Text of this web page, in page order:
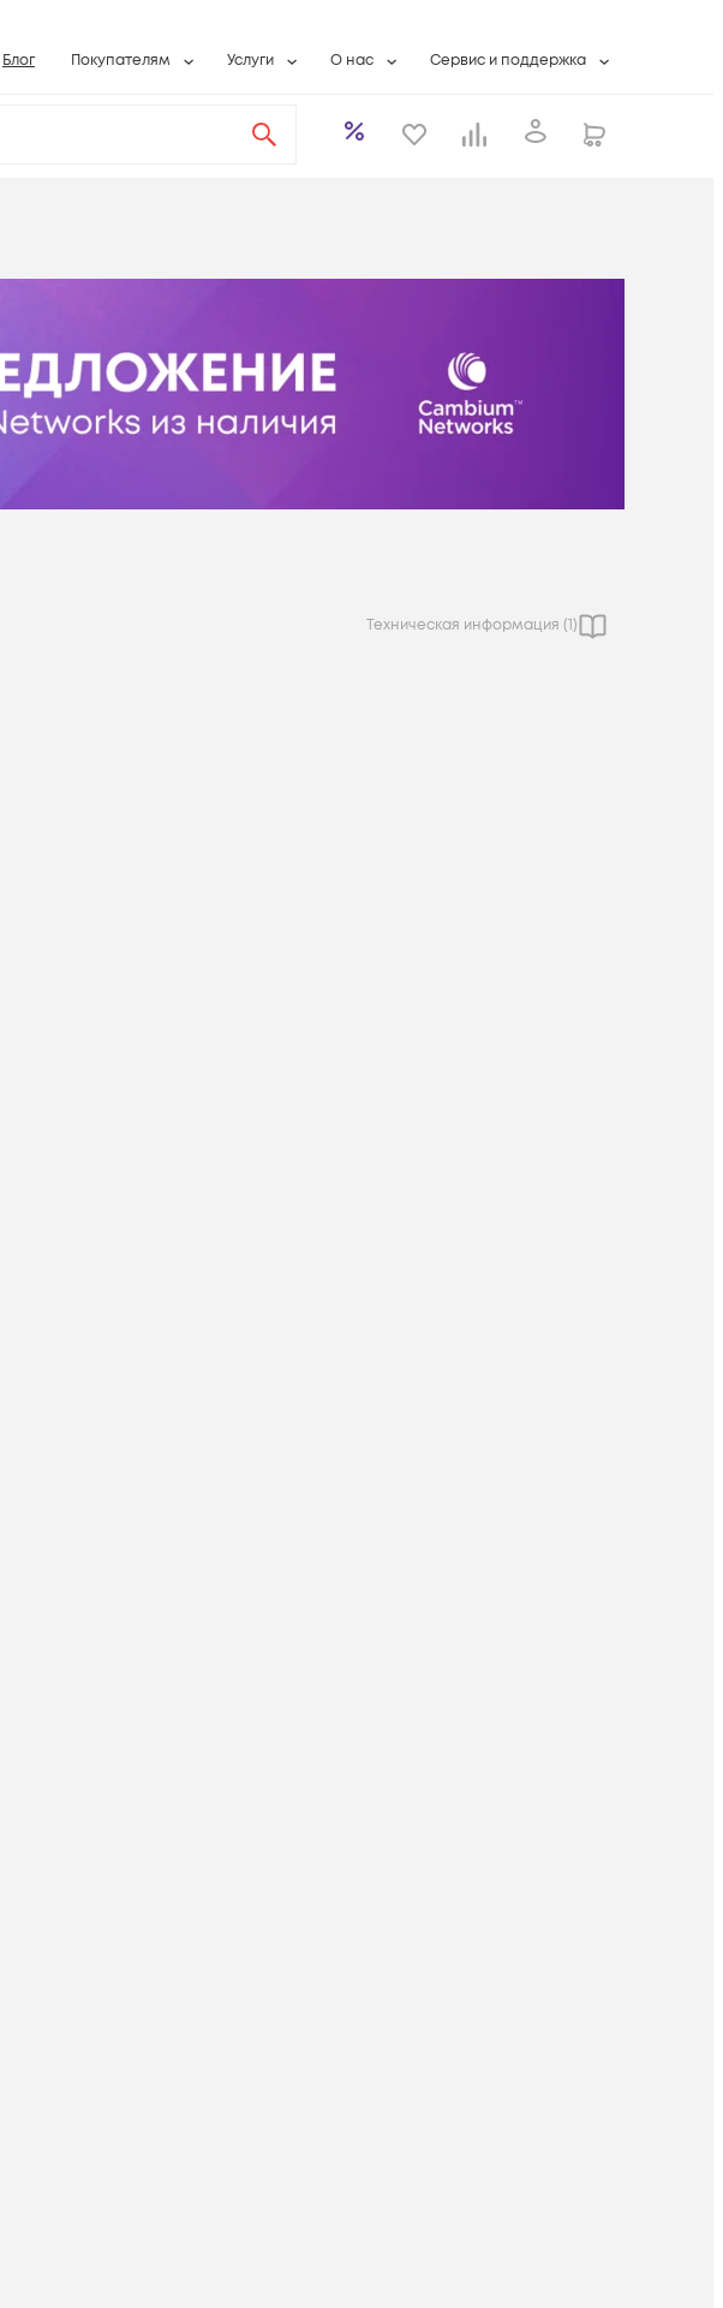
Блог Покупателям
Вопросы и ответы
База знаний
Конфигураторы
Услуги
Системная интеграция
О нас
Контактная информация
Новости
Сервис и поддержка
Контакты сервисных центров
Техническая информация (1)